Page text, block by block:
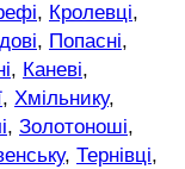
, Кролевці,
, Попасні,
, Каневі,
, Хмільнику,
, Золотоноші,
, Тернівці,